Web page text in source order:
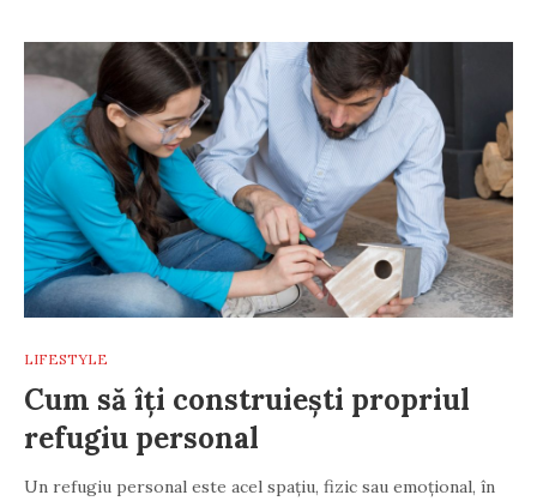
LIFESTYLE
Cum să îți construiești propriul
refugiu personal
Un refugiu personal este acel spațiu, fizic sau emoțional, în